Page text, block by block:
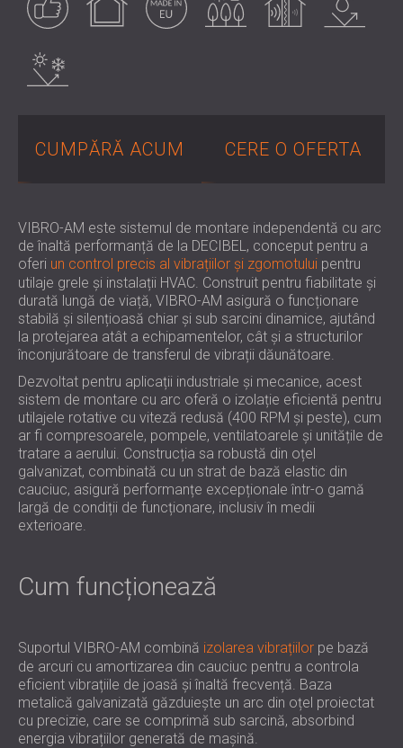
PENTRU HOTELURI
PENTRU SĂLI ȘI TEATRE
SOLUȚII DE IZOLARE FONICĂ ȘI ACUSTICĂ
UNITĂȚI DE ÎNVĂȚĂMÂNT
MEDICALĂ
SOLUȚII DE IZOLARE FONICĂ ȘI ACUSTICĂ
PENTRU SECTORUL AUDIOLOGIE
SOLUȚII DE IZOLARE FONICĂ ȘI ACUSTICĂ
PENTRU CENTRE DE DATE
POLAND (PL)
conditiile meteo
CUMPĂRĂ ACUM CERE O OFERTA
VIBRO-AM este sistemul de montare independentă cu arc
de înaltă performanță de la DECIBEL, conceput pentru a
oferi un control precis al vibrațiilor și zgomotului pentru
utilaje grele și instalații HVAC. Construit pentru fiabilitate și
durată lungă de viață, VIBRO-AM asigură o funcționare
stabilă și silențioasă chiar și sub sarcini dinamice, ajutând
la protejarea atât a echipamentelor, cât și a structurilor
înconjurătoare de transferul de vibrații dăunătoare.
Dezvoltat pentru aplicații industriale și mecanice, acest
sistem de montare cu arc oferă o izolație eficientă pentru
utilajele rotative cu viteză redusă (400 RPM și peste), cum
ar fi compresoarele, pompele, ventilatoarele și unitățile de
tratare a aerului. Construcția sa robustă din oțel
galvanizat, combinată cu un strat de bază elastic din
cauciuc, asigură performanțe excepționale într-o gamă
largă de condiții de funcționare, inclusiv în medii
exterioare.
Cum funcționează
Suportul VIBRO-AM combină izolarea vibrațiilor pe bază
de arcuri cu amortizarea din cauciuc pentru a controla
eficient vibrațiile de joasă și înaltă frecvență. Baza
metalică galvanizată găzduiește un arc din oțel proiectat
cu precizie, care se comprimă sub sarcină, absorbind
energia vibrațiilor generată de mașină.